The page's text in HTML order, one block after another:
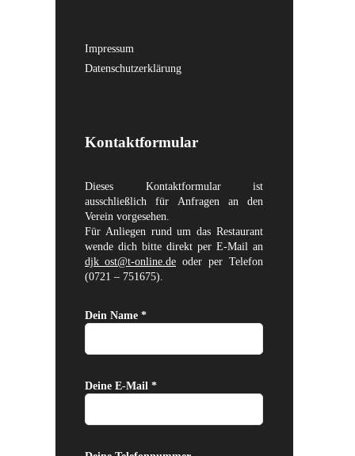
Impressum
Datenschutzerklärung
Kontaktformular
Dieses Kontaktformular ist
ausschließlich für Anfragen an den
Verein vorgesehen.
Für Anliegen rund um das Restaurant
wende dich bitte direkt per E-Mail an
djk_ost@t-online.de oder per Telefon
(0721 – 751675).
Dein Name *
Deine E-Mail *